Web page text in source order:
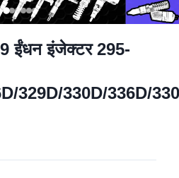
ईंधन इंजेक्टर 295-
329D/330D/336D/